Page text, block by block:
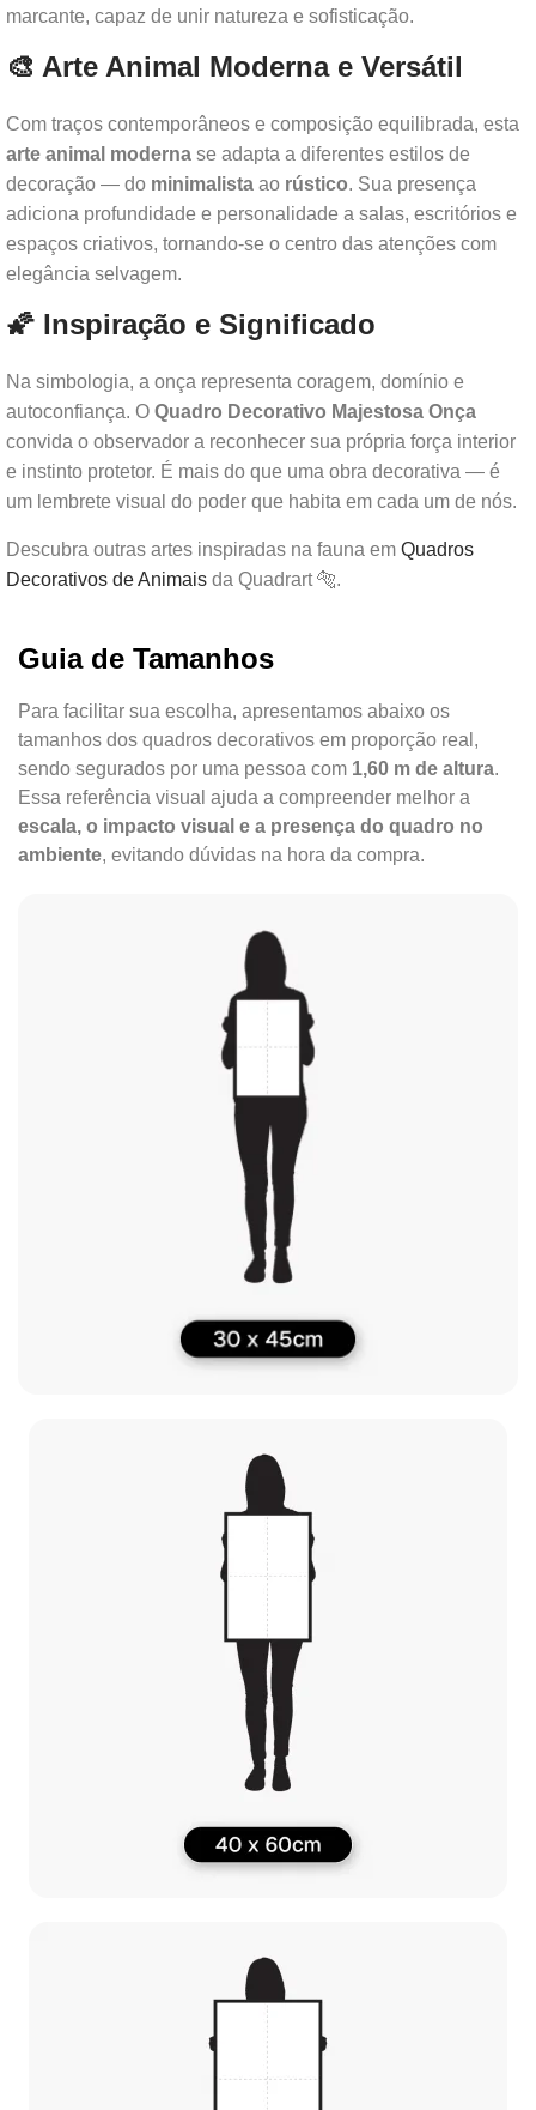
marcante, capaz de unir natureza e sofisticação.
🎨 Arte Animal Moderna e Versátil
Com traços contemporâneos e composição equilibrada, esta
arte animal moderna se adapta a diferentes estilos de
decoração — do minimalista ao rústico. Sua presença
adiciona profundidade e personalidade a salas, escritórios e
espaços criativos, tornando-se o centro das atenções com
elegância selvagem.
🌠 Inspiração e Significado
Na simbologia, a onça representa coragem, domínio e
autoconfiança. O Quadro Decorativo Majestosa Onça
convida o observador a reconhecer sua própria força interior
e instinto protetor. É mais do que uma obra decorativa — é
um lembrete visual do poder que habita em cada um de nós.
Descubra outras artes inspiradas na fauna em Quadros
Decorativos de Animais da Quadrart 🐅.
Guia de Tamanhos
Para facilitar sua escolha, apresentamos abaixo os
tamanhos dos quadros decorativos em proporção real,
sendo segurados por uma pessoa com 1,60 m de altura.
Essa referência visual ajuda a compreender melhor a
escala, o impacto visual e a presença do quadro no
ambiente, evitando dúvidas na hora da compra.